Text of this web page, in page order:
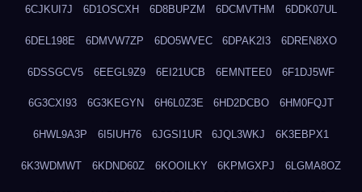
6CJKUI7J 6D1OSCXH 6D8BUPZM 6DCMVTHM 6DDK07UL
6DEL198E 6DMVW7ZP 6DO5WVEC 6DPAK2I3 6DREN8XO
6DSSGCV5 6EEGL9Z9 6EI21UCB 6EMNTEE0 6F1DJ5WF
6G3CXI93 6G3KEGYN 6H6L0Z3E 6HD2DCBO 6HM0FQJT
6HWL9A3P 6I5IUH76 6JGSI1UR 6JQL3WKJ 6K3EBPX1
6K3WDMWT 6KDND60Z 6KOOILKY 6KPMGXPJ 6LGMA8OZ